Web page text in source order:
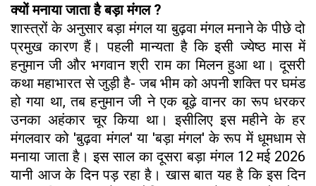
क्यों मनाया जाता है बड़ा मंगल ?
शास्त्रों के अनुसार बड़ा मंगल या बुढ़वा मंगल मनाने के पीछे दो
प्रमुख कारण हैं। पहली मान्यता है कि इसी ज्येष्ठ मास में
हनुमान जी और भगवान श्री राम का मिलन हुआ था। दूसरी
कथा महाभारत से जुड़ी है- जब भीम को अपनी शक्ति पर घमंड
हो गया था, तब हनुमान जी ने एक बूढ़े वानर का रूप धरकर
उनका अहंकार चूर किया था। इसीलिए इस महीने के हर
मंगलवार को 'बुढ़वा मंगल' या 'बड़ा मंगल' के रूप में धूमधाम से
मनाया जाता है। इस साल का दूसरा बड़ा मंगल 12 मई 2026
यानी आज के दिन पड़ रहा है। खास बात यह है कि इस दिन